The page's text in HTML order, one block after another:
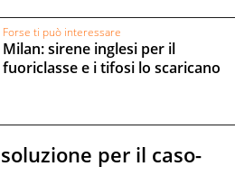
Forse ti può interessare
Milan: sirene inglesi per il
fuoriclasse e i tifosi lo scaricano
per il caso-